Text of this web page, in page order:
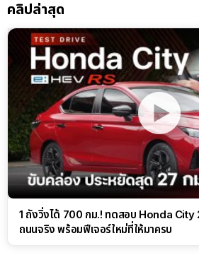
คลิปล่าสุด
1 ถังวิ่งได้ 700 กม.! ทดสอบ Honda City
ถนนจริง พร้อมฟีเจอร์ใหม่ที่ให้มาครบ